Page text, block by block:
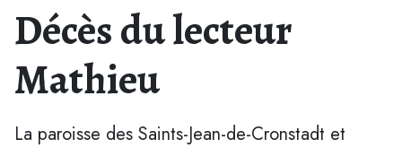
Décès du lecteur
Mathieu
La paroisse des Saints-Jean-de-Cronstadt et